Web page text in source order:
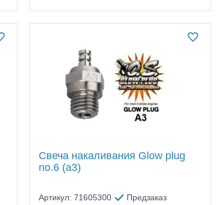
Свеча накаливания Glow plug
no.6 (a3)
Артикул: 71605300 Предзаказ